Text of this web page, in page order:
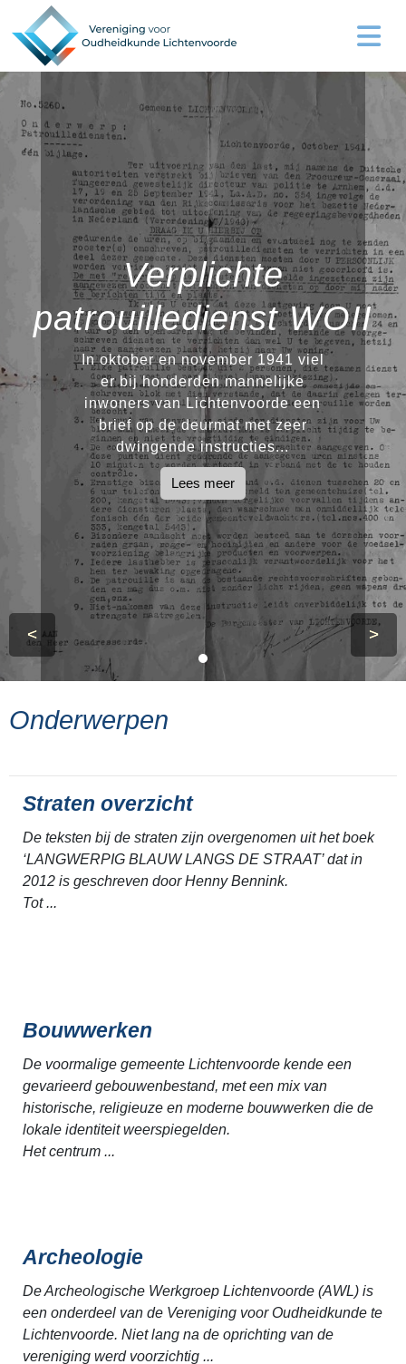
Verplichte
patrouilledienst WOII
In oktober en november 1941 viel
er bij honderden mannelijke
inwoners van Lichtenvoorde een
brief op de deurmat met zeer
dwingende instructies...
Lees meer
< >
Onderwerpen
Straten overzicht
De teksten bij de straten zijn overgenomen uit het boek
‘LANGWERPIG BLAUW LANGS DE STRAAT’ dat in
2012 is geschreven door Henny Bennink.
Tot ...
Bouwwerken
De voormalige gemeente Lichtenvoorde kende een
gevarieerd gebouwenbestand, met een mix van
historische, religieuze en moderne bouwwerken die de
lokale identiteit weerspiegelden.
Het centrum ...
Archeologie
De Archeologische Werkgroep Lichtenvoorde (AWL) is
een onderdeel van de Vereniging voor Oudheidkunde te
Lichtenvoorde. Niet lang na de oprichting van de
vereniging werd voorzichtig ...